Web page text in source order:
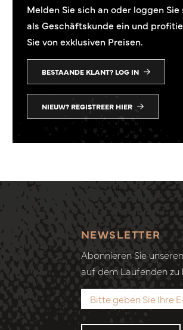
Melden Sie sich an oder loggen Sie
als Geschäftskunde ein und
Sie von exklusiven Preisen.
BESTAANDE KLANT? LOG IN
NIEUW? REGISTREER HIER
NEWSLETTER
Abonnieren Sie
auf dem Laufenden zu